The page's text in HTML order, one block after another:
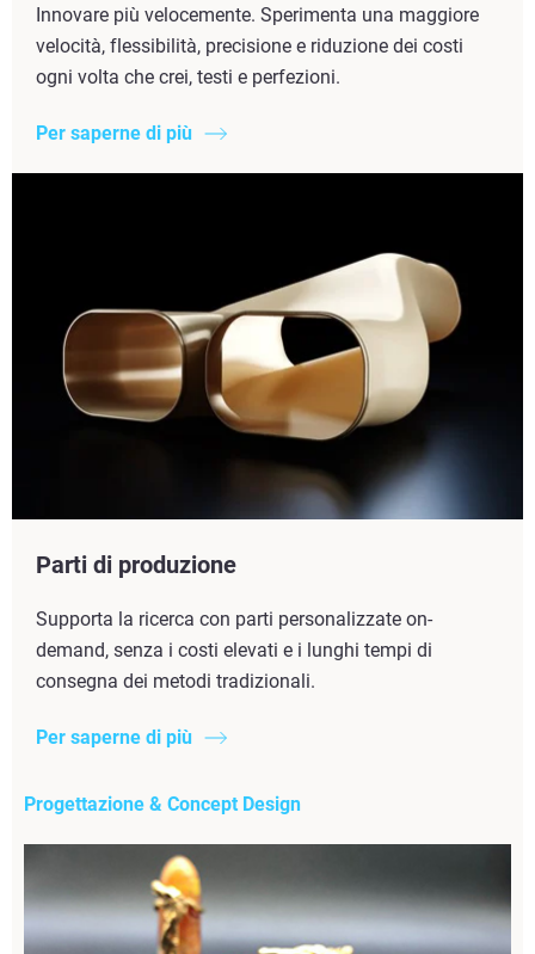
Innovare più velocemente. Sperimenta una maggiore
velocità, flessibilità, precisione e riduzione dei costi
ogni volta che crei, testi e perfezioni.
Per saperne di più
Parti di produzione
Supporta la ricerca con parti personalizzate on-
demand, senza i costi elevati e i lunghi tempi di
consegna dei metodi tradizionali.
Per saperne di più
Progettazione & Concept Design